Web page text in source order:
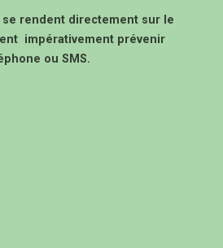
se rendent directement sur le
impérativement prévenir
ou SMS.